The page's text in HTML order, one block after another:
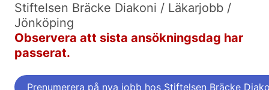
Stiftelsen Bräcke Diakoni / Läkarjobb /
Jönköping
Observera att sista ansökningsdag har
passerat.
Prenumerera på nya jobb hos Stiftelsen Bräcke